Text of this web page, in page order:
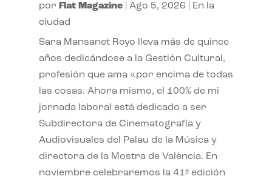
por Flat Magazine| Ago 5, 2026
En la
ciudad
Sara Mansanet Royo lleva más de quince
años dedicándose a la Gestión Cultural,
profesión que ama «por encima de todas
las cosas. Ahora mismo, el 100% de mi
jornada laboral está dedicado a ser
Subdirectora de Cinematografía y
Audiovisuales del Palau de la Música y
directora de la Mostra de València. En
noviembre celebraremos la 41ª edición